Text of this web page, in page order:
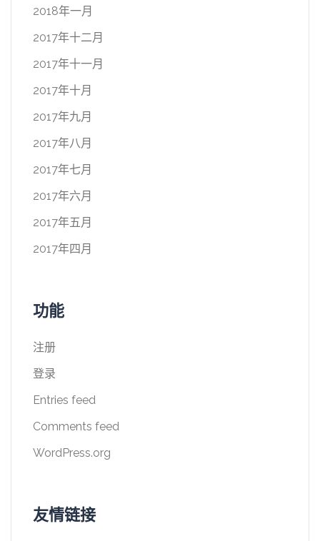
2018年一月
2017年十二月
2017年十一月
2017年十月
2017年九月
2017年八月
2017年七月
2017年六月
2017年五月
2017年四月
功能
注册
登录
Entries feed
Comments feed
WordPress.org
友情链接